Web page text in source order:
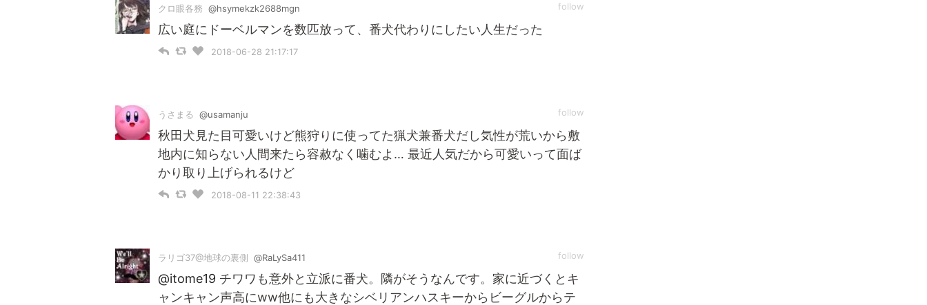
クロ眼各務 @hsymekzk2688mgn follow
広い庭にドーベルマンを数匹放って、番犬代わりにしたい人生だった
2018-06-28 21:17:17
うさまる @usamanju follow
秋田犬見た目可愛いけど熊狩りに使ってた猟犬兼番犬だし気性が荒いから敷
地内に知らない人間来たら容赦なく噛むよ… 最近人気だから可愛いって面ば
かり取り上げられるけど
2018-08-11 22:38:43
ラリゴ37@地球の裏側 @RaLySa411 follow
@itome19 チワワも意外と立派に番犬。隣がそうなんです。家に近づくとキ
ャンキャン声高にww他にも大きなシベリアンハスキーからビーグルからテ